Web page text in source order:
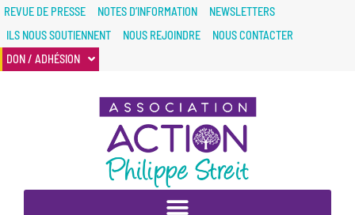
REVUE DE PRESSE NOTES D’INFORMATION
NEWSLETTERS
ILS NOUS SOUTIENNENT
NOUS REJOINDRE
NOUS CONTACTER
DON / ADHÉSION